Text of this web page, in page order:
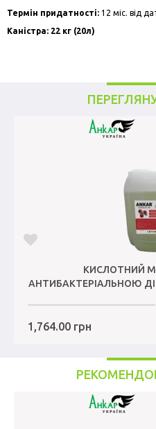
Термін придатності: 12 міс. від
Каністра: 22 кг (20л)
КИСЛОТНИЙ
АНТИБАКТЕРІАЛЬНОЮ
1,764.00 грн